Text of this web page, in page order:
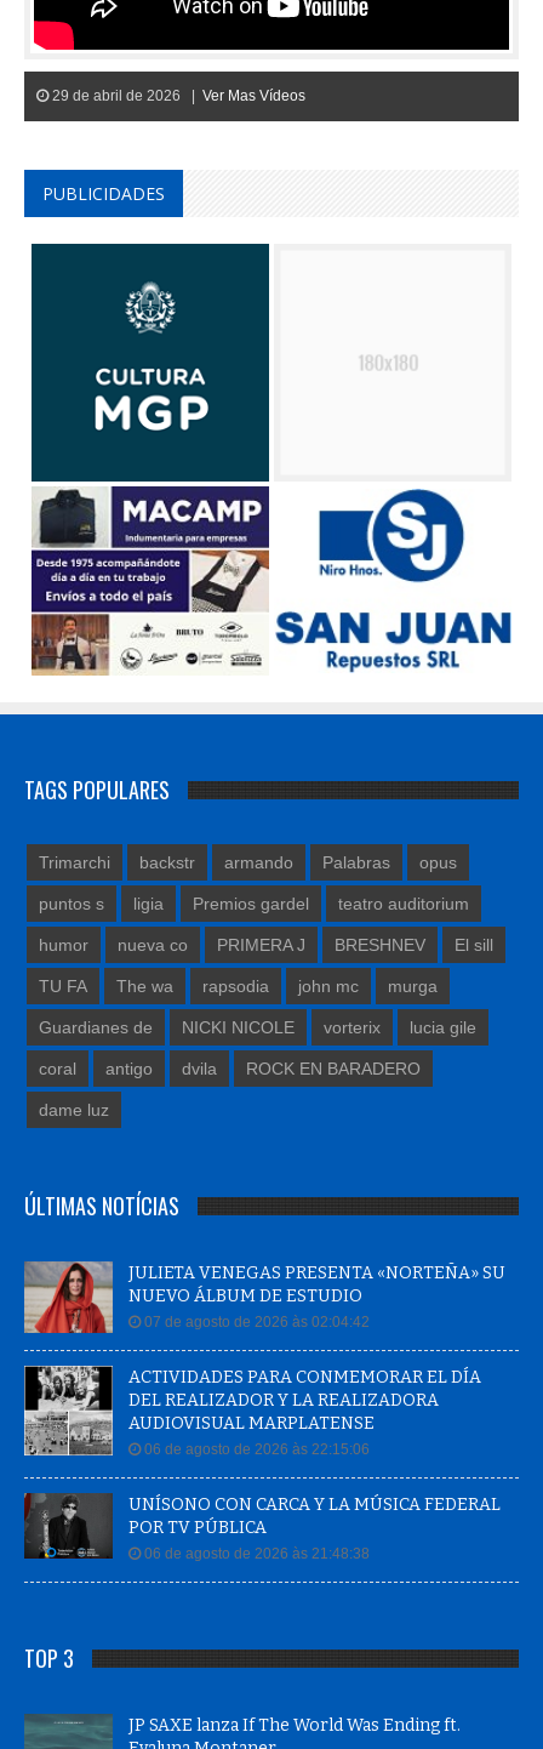
29 de abril de 2026 | Ver Mas Vídeos
PUBLICIDADES
TAGS POPULARES
Trimarchi backstr armando Palabras opus
puntos s ligia Premios gardel teatro auditorium
humor nueva co PRIMERA J BRESHNEV El sill
TU FA The wa rapsodia john mc murga
Guardianes de NICKI NICOLE vorterix lucia gile
coral antigo dvila ROCK EN BARADERO
dame luz
ÚLTIMAS NOTÍCIAS
JULIETA VENEGAS PRESENTA «NORTEÑA» SU
NUEVO ÁLBUM DE ESTUDIO
07 de agosto de 2026 às 02:04:42
ACTIVIDADES PARA CONMEMORAR EL DÍA
DEL REALIZADOR Y LA REALIZADORA
AUDIOVISUAL MARPLATENSE
06 de agosto de 2026 às 22:15:06
UNÍSONO CON CARCA Y LA MÚSICA FEDERAL
POR TV PÚBLICA
06 de agosto de 2026 às 21:48:38
TOP 3
JP SAXE lanza If The World Was Ending ft.